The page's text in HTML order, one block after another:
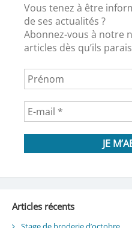
Vous tenez à être
de ses actualités ?
Abonnez-vous à notre
articles dès qu’ils
Articles récents